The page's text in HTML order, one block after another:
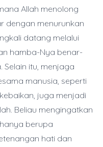
Allah menolong
dengan menurunkan
datang melalui
hamba-Nya benar-
itu, menjaga
manusia, seperti
juga menjadi
Beliau mengingatkan
berupa
hati dan